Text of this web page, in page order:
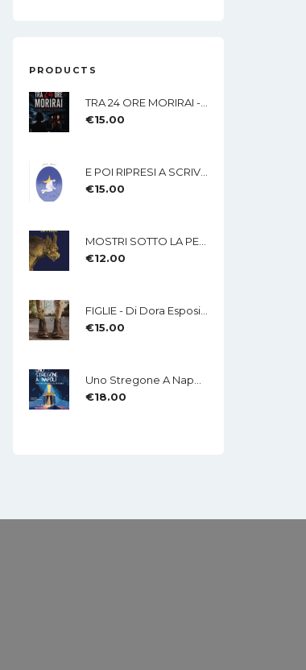
PRODUCTS
TRA 24 ORE MORIRAI - Di Lisa Imparato - Edizioni MEA
€15.00
E POI RIPRESI A SCRIVERE Di Nicola Mucci - Edizioni MEA
€15.00
MOSTRI SOTTO LA PELLE Di Rossana Lamberti - Edizioni MEA
€12.00
FIGLIE - Di Dora Esposito - Edizioni MEA
€15.00
€18.00